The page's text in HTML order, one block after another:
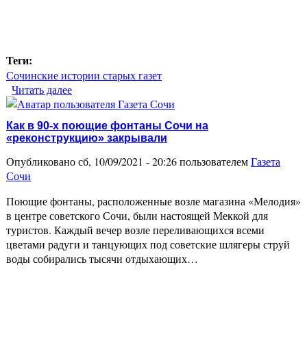
Теги:
Сочинские истории старых газет
Читать далее
скульптур советского Сочи
Как в 90-х поющие фонтаны Сочи на
«реконструкцию» закрывали
Опубликовано сб, 10/09/2021 - 20:26 пользователемГазета
Сочи
Поющие фонтаны, расположенные возле магазина «Мелодия»
в центре советского Сочи, были настоящей Меккой для
туристов. Каждый вечер возле переливающихся всеми
цветами радуги и танцующих под советские шлягеры струй
воды собирались тысячи отдыхающих…